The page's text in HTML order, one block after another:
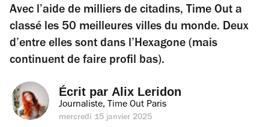
Avec l’aide de milliers de citadins, Time Out a
classé les 50 meilleures villes du monde. Deux
d’entre elles sont dans l’Hexagone (mais
continuent de faire profil bas).
Écrit par Alix Leridon
Journaliste, Time Out Paris
mercredi 15 janvier 2025